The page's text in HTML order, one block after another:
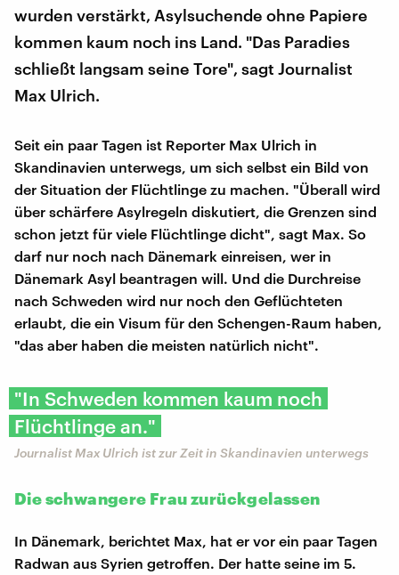
wurden verstärkt, Asylsuchende ohne Papiere
kommen kaum noch ins Land. "Das Paradies
schließt langsam seine Tore", sagt Journalist
Max Ulrich.
Seit ein paar Tagen ist Reporter Max Ulrich in
Skandinavien unterwegs, um sich selbst ein Bild von
der Situation der Flüchtlinge zu machen. "Überall wird
über schärfere Asylregeln diskutiert, die Grenzen sind
schon jetzt für viele Flüchtlinge dicht", sagt Max. So
darf nur noch nach Dänemark einreisen, wer in
Dänemark Asyl beantragen will. Und die Durchreise
nach Schweden wird nur noch den Geflüchteten
erlaubt, die ein Visum für den Schengen-Raum haben,
"das aber haben die meisten natürlich nicht".
"In Schweden kommen kaum noch
Flüchtlinge an."
Journalist Max Ulrich ist zur Zeit in Skandinavien unterwegs
Die schwangere Frau zurückgelassen
In Dänemark, berichtet Max, hat er vor ein paar Tagen
Radwan aus Syrien getroffen. Der hatte seine im 5.